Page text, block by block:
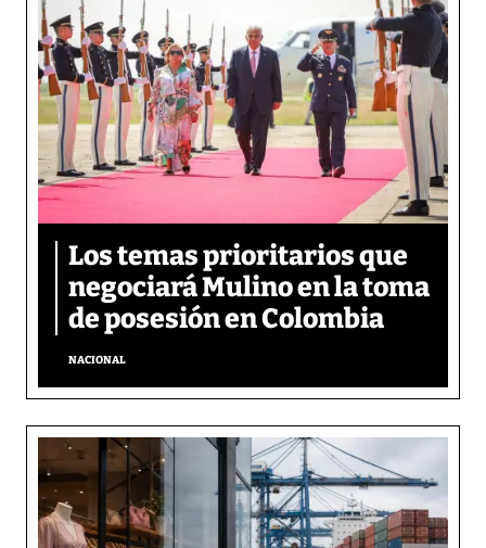
Los temas prioritarios que
negociará Mulino en la toma
de posesión en Colombia
NACIONAL